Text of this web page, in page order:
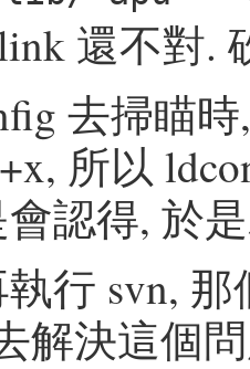
還不對.
去掃瞄
所以
認得, 於
行 svn,
解決這個